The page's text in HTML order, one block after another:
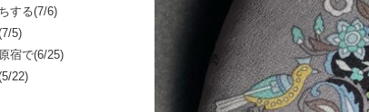
する(7/6)
5)
宿で(6/25)
22)